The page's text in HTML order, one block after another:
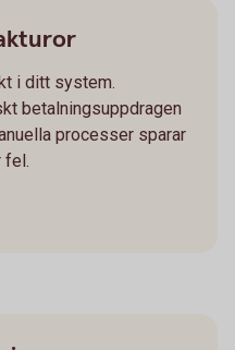
i ditt system.
betalningsuppdragen
processer sparar
fel.